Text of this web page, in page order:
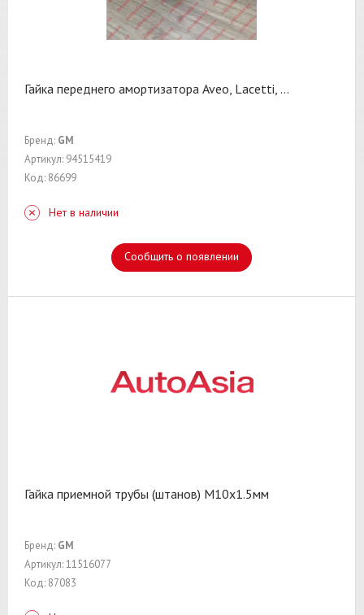
Гайка переднего амортизатора Aveo, Lacetti, ...
Бренд: GM
Артикул: 94515419
Код: 86699
Нет в наличии
Сообщить о появлении
Гайка приемной трубы (штанов) М10х1.5мм
Бренд: GM
Артикул: 11516077
Код: 87083